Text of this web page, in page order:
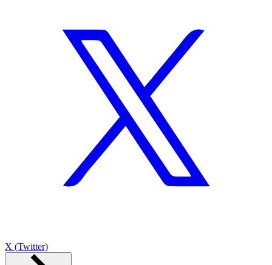
X (Twitter)